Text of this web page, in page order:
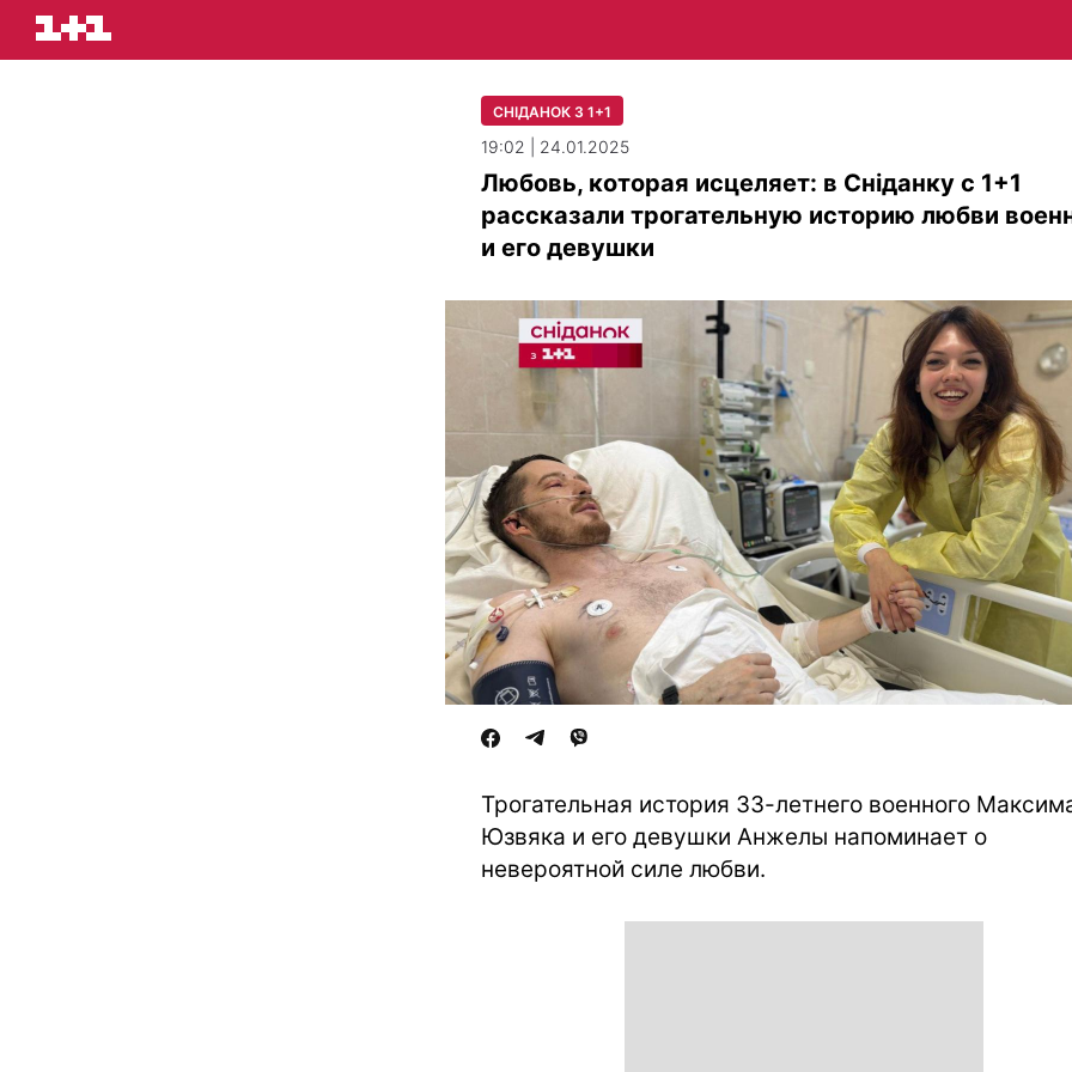
СНІДАНОК З 1+1
19:02 | 24.01.2025
Любовь, которая исцеляет: в Сніданку с 1+1
рассказали трогательную историю любви
и его девушки
Трогательная история 33-летнего военного
Юзвяка и его девушки Анжелы напоминает о
невероятной силе любви.